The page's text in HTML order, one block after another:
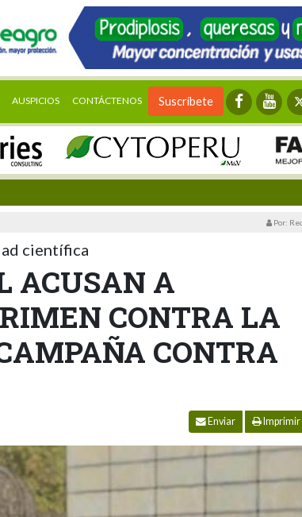
AUSPICIOS CONTÁCTENOS Suscríbete
Por:
científica
ACUSAN A
CONTRA LA
CONTRA
Enviar Imprimir